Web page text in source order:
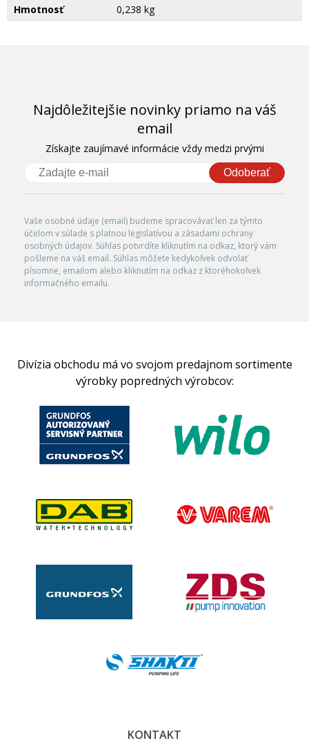
Hmotnosť 0,238 kg
Najdôležitejšie novinky priamo na váš
email
Získajte zaujímavé informácie vždy medzi prvými
Odoberať
Vaše osobné údaje (email) budeme spracovávať len za týmto
účelom v súlade s platnou legislatívou a zásadami ochrany
osobných údajov. Súhlas potvrdíte kliknutím na odkaz, ktorý vám
pošleme na váš email. Súhlas môžete kedykoľvek odvolať
písomne, emailom alebo kliknutím na odkaz z ktoréhokoľvek
informačného emailu.
Divízia obchodu má vo svojom predajnom sortimente
výrobky popredných výrobcov:
KONTAKT